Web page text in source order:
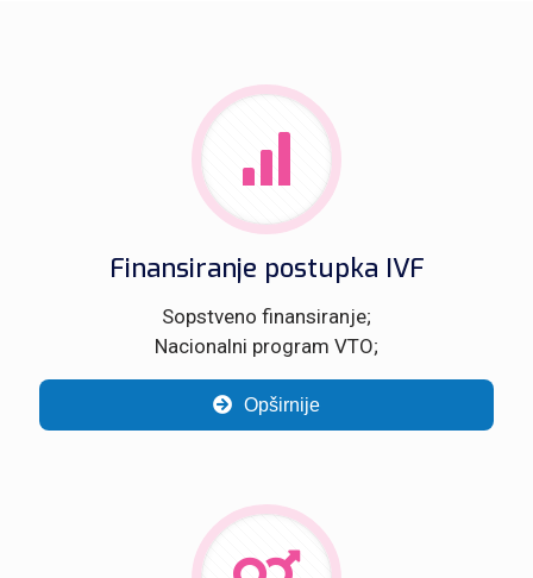
Finansiranje postupka IVF
Sopstveno finansiranje;
Nacionalni program VTO;
Opširnije